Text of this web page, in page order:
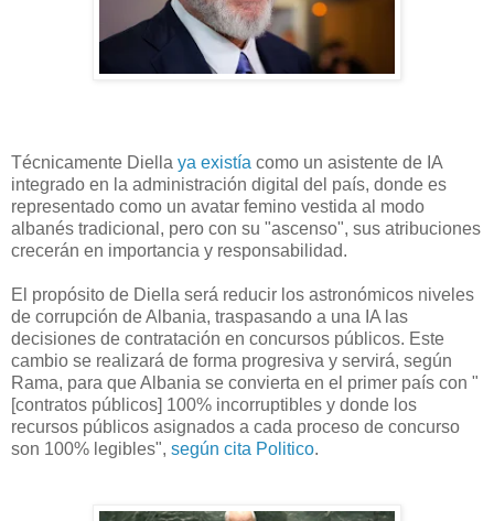
Técnicamente Diella ya existía como un asistente de IA
integrado en la administración digital del país, donde es
representado como un avatar femino vestida al modo
albanés tradicional, pero con su "ascenso", sus atribuciones
crecerán en importancia y responsabilidad.
El propósito de Diella será reducir los astronómicos niveles
de corrupción de Albania, traspasando a una IA las
decisiones de contratación en concursos públicos. Este
cambio se realizará de forma progresiva y servirá, según
Rama, para que Albania se convierta en el primer país con "
[contratos públicos] 100% incorruptibles y donde los
recursos públicos asignados a cada proceso de concurso
son 100% legibles", según cita Politico.